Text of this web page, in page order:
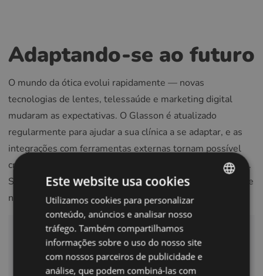
Adaptando-se ao futuro
O mundo da ótica evolui rapidamente — novas
tecnologias de lentes, telessaúde e marketing digital
mudaram as expectativas. O Glasson é atualizado
regularmente para ajudar a sua clínica a se adaptar, e as
integrações com ferramentas externas tornam possível
crescer, diversificar e competir em um setor em evolução.
Se as suas necessidades mudarem, o sistema se adapta, e
não o contrário.
Teste gratuito de 7 dias
Tem alguma pergunta? Deixe-nos
ENGLISH
POLISH
CZECH
GERMAN
Este website usa cookies
Utilizamos cookies para personalizar
conteúdo, anúncios e analisar nosso
tráfego. Também compartilhamos
informações sobre o uso do nosso site
com nossos parceiros de publicidade e
análise, que podem combiná-las com